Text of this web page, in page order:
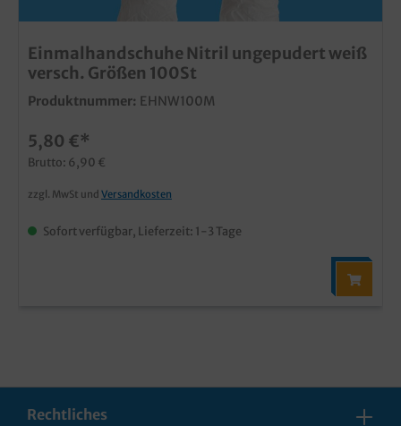
Einmalhandschuhe Nitril ungepudert weiß
versch. Größen 100St
Produktnummer: EHNW100M
5,80 €*
Brutto: 6,90 €
zzgl. MwSt und Versandkosten
Sofort verfügbar, Lieferzeit: 1-3 Tage
Rechtliches